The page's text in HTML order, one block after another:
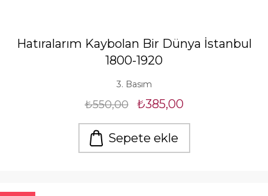
Hatıralarım Kaybolan Bir Dünya İstanbul
1800-1920
3. Basım
₺550,00 ₺385,00
Sepete ekle